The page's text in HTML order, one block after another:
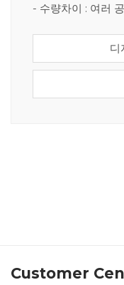
- 수량차이 : 여러
디
Customer